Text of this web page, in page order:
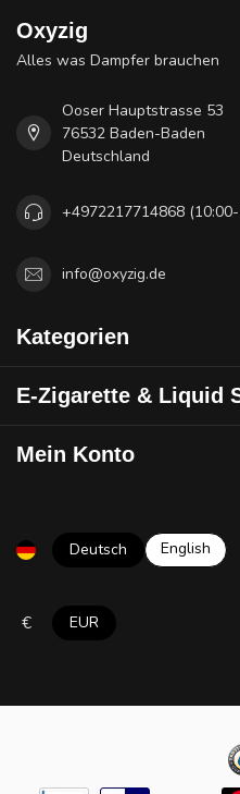
Oxyzig
Alles was Dampfer brauchen
Ooser Hauptstrasse 53
76532 Baden-Baden
Deutschland
+4972217714868
info@oxyzig.de
Kategorien
E-Zigarette & Liquid
Mein Konto
Deutsch English
€ EUR